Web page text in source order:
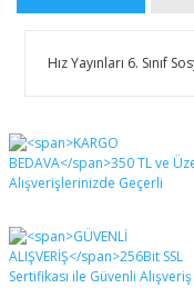
Hız Yayınları 6. Sınıf
Bu
Bu ürünün fiyat
diğer konularda
formunu
Görüş ve
Ürün resmi
Ürün